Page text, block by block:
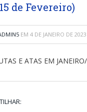
de Fevereiro)
EM 4 DE JANEIRO DE 2023
E ATAS EM